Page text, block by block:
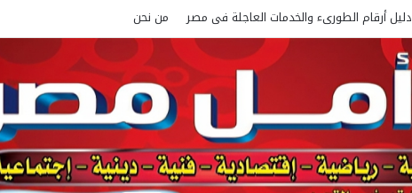
دليل أرقام الطورىء والخدمات العاجلة فى مصر من نحن